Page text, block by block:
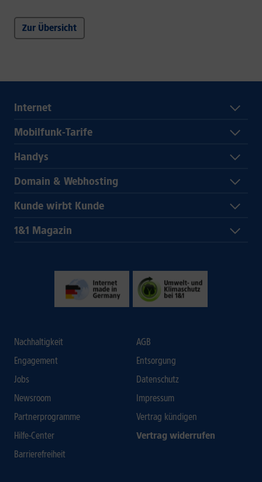
Zur Übersicht
Internet
Mobilfunk-Tarife
Handys
Domain & Webhosting
Kunde wirbt Kunde
1&1 Magazin
Nachhaltigkeit
Engagement
Jobs
Newsroom
Partnerprogramme
Hilfe-Center
Barrierefreiheit
AGB
Entsorgung
Datenschutz
Impressum
Vertrag kündigen
Vertrag widerrufen